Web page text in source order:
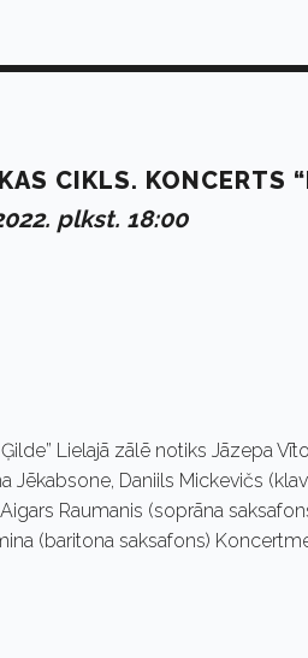
CIKLS. KONCERTS
plkst. 18:00
Lielajā zālē notiks Jāzepa
Jēkabsone, Daniils Mickevičs
Raumanis (soprāna
(baritona saksafons)